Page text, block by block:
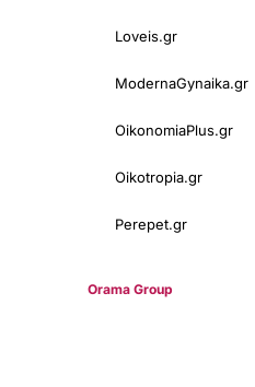
Loveis.gr
ModernaGynaika.gr
OikonomiaPlus.gr
Oikotropia.gr
Perepet.gr
Orama Group